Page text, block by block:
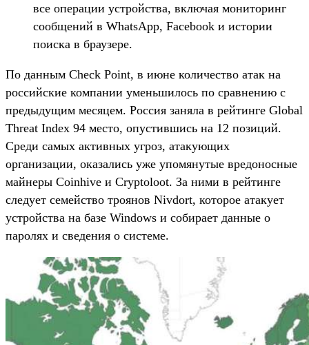
все операции устройства, включая мониторинг
сообщений в WhatsApp, Facebook и истории
поиска в браузере.
По данным Check Point, в июне количество атак на
российские компании уменьшилось по сравнению с
предыдущим месяцем. Россия заняла в рейтинге Global
Threat Index 94 место, опустившись на 12 позиций.
Среди самых активных угроз, атакующих
организации, оказались уже упомянутые вредоносные
майнеры Coinhive и Cryptoloot. За ними в рейтинге
следует семейство троянов Nivdort, которое атакует
устройства на базе Windows и собирает данные о
паролях и сведения о системе.